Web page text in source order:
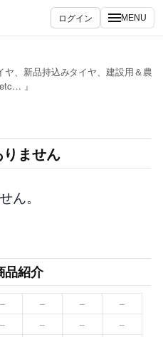
ログイン MENU
、新品持込みタイヤ、建設用＆農
』
ません
ん。
品紹介
– – –
–
– – – –